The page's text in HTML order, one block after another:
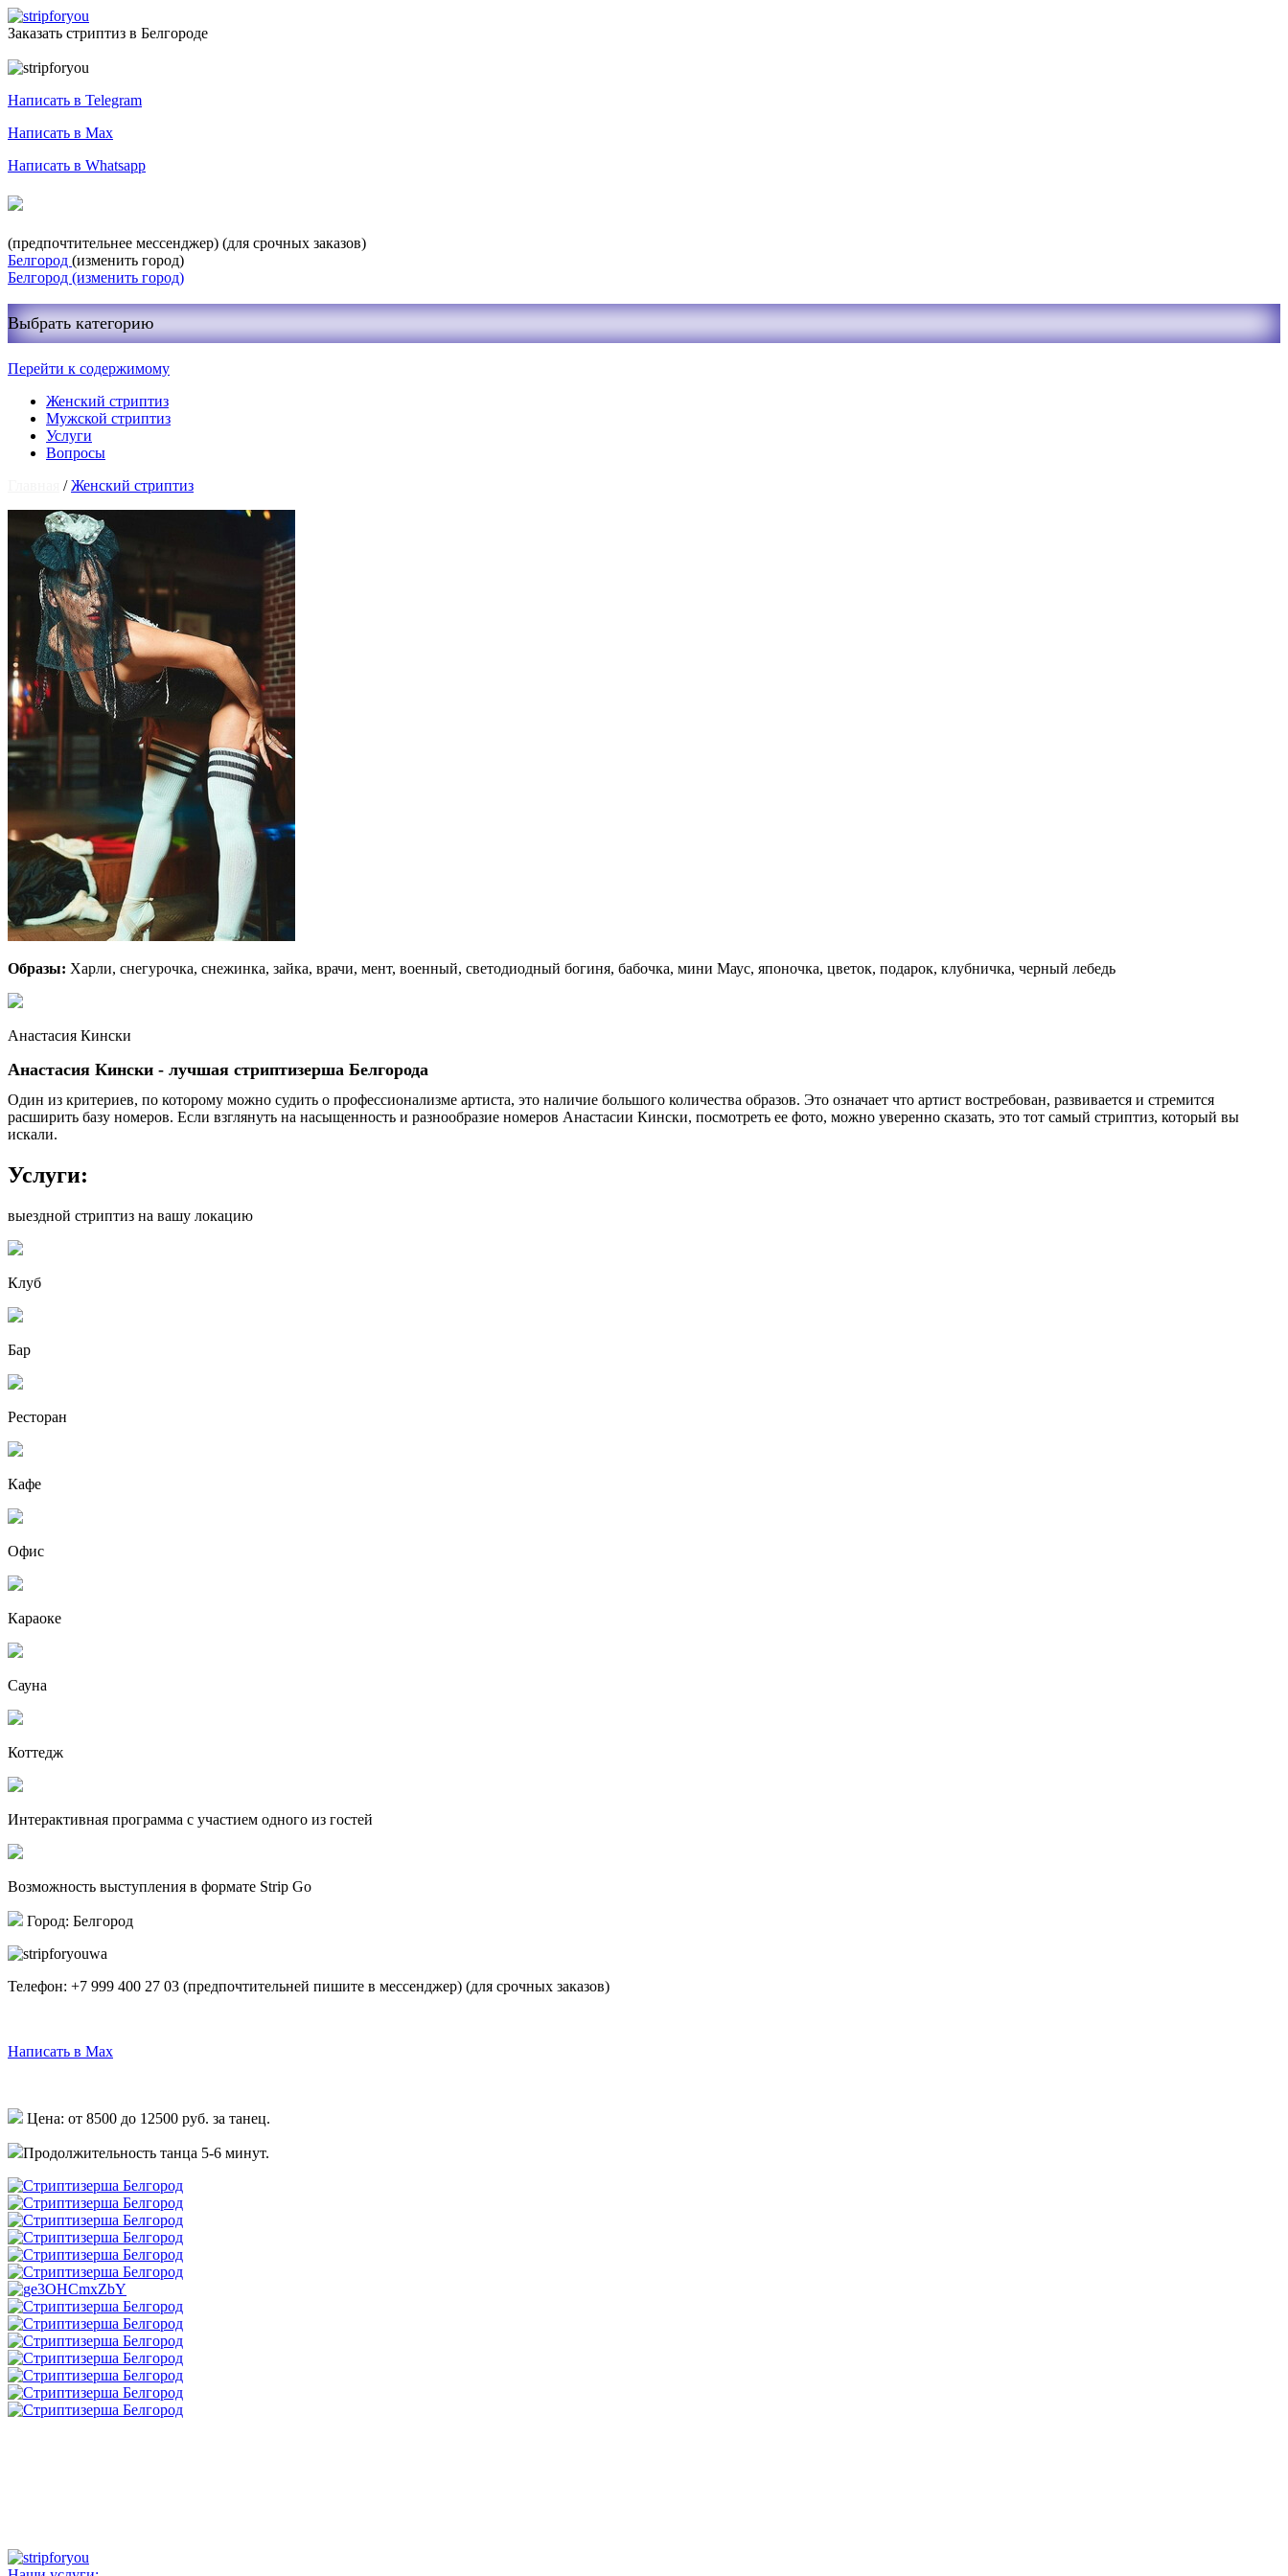
Заказать стриптиз в Белгороде
Написать в Telegram
Написать в Max
Написать в Whatsapp
(предпочтительнее мессенджер) (для срочных заказов)
Белгород (изменить город)
Белгород (изменить город)
Выбрать категорию
Перейти к содержимому
Женский стриптиз
Мужской стриптиз
Услуги
Вопросы
/Женский стриптиз
Образы: Харли, снегурочка, снежинка, зайка, врачи, мент, военный, светодиодный богиня, бабочка, мини Маус, японочка, цветок, подарок, клубничка, черный лебедь
Анастасия Кински
Анастасия Кински - лучшая стриптизерша Белгорода
Один из критериев, по которому можно судить о профессионализме артиста, это наличие большого количества образов. Это означает что артист востребован, развивается и стремится
расширить базу номеров. Если взглянуть на насыщенность и разнообразие номеров Анастасии Кински, посмотреть ее фото, можно уверенно сказать, это тот самый стриптиз, который вы
искали.
Услуги:
выездной стриптиз на вашу локацию
Клуб
Бар
Ресторан
Кафе
Офис
Караоке
Сауна
Коттедж
Интерактивная программа с участием одного из гостей
Возможность выступления в формате Strip Go
Город: Белгород
Телефон: +7 999 400 27 03 (предпочтительней пишите в мессенджер) (для срочных заказов)
Написать в Max
Цена: от 8500 до 12500 руб. за танец.
Продолжительность танца 5-6 минут.